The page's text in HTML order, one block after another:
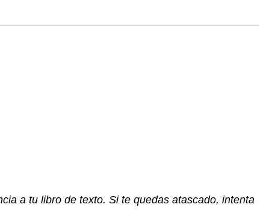
a tu libro de texto. Si te quedas atascado, intenta